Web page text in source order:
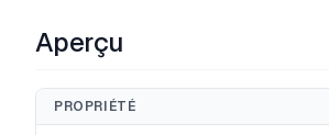
Aperçu
PROPRIÉTÉ